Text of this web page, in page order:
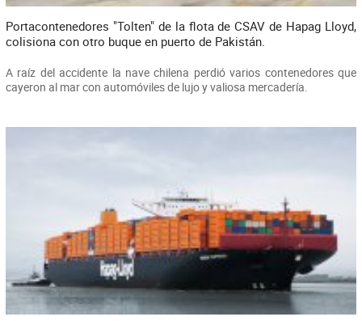
Portacontenedores "Tolten" de la flota de CSAV de Hapag Lloyd,
colisiona con otro buque en puerto de Pakistán.
A raíz del accidente la nave chilena perdió varios contenedores que
cayeron al mar con automóviles de lujo y valiosa mercadería.